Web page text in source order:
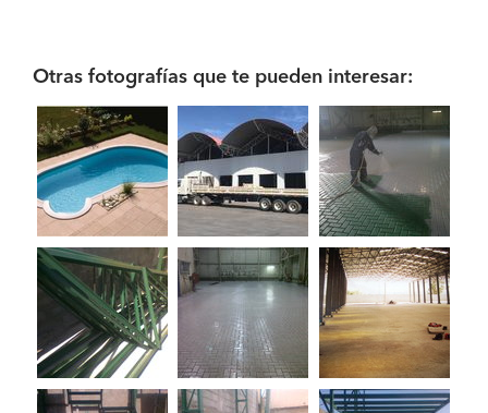
Otras fotografías que te pueden interesar: